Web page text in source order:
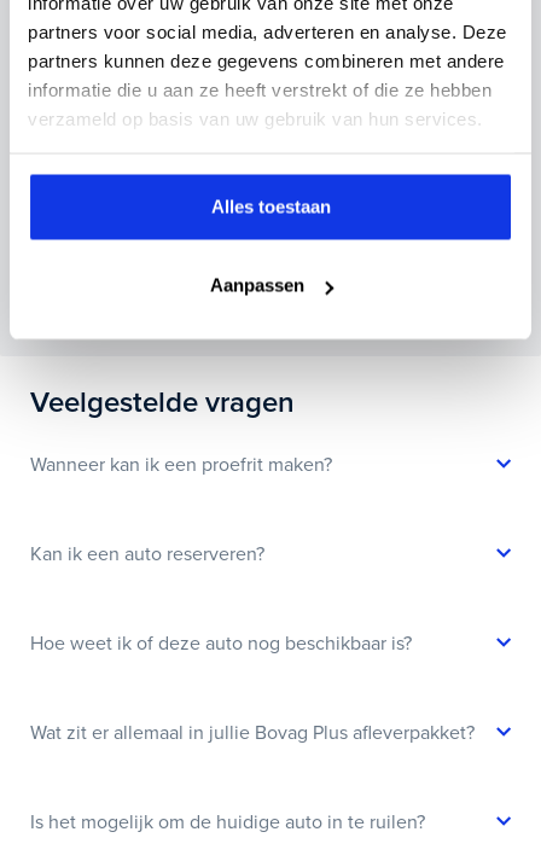
partners voor social media, adverteren en analyse. Deze
partners kunnen deze gegevens combineren met andere
informatie die u aan ze heeft verstrekt of die ze hebben
verzameld op basis van uw gebruik van hun services.
Alles toestaan
Aanpassen
Kenteken huidige auto Kilometerstand (bij benadering)
Inruilvoorstel aanvragen
maandag tot en met vrijdag binnen enkele uren
Veelgestelde vragen
Wanneer kan ik een proefrit maken?
Kan ik een auto reserveren?
Hoe weet ik of deze auto nog beschikbaar is?
Wat zit er allemaal in jullie Bovag Plus afleverpakket?
Is het mogelijk om de huidige auto in te ruilen?